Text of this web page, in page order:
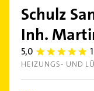
Schulz
Inh.
5,0 5.0
HEIZUNGS- UND